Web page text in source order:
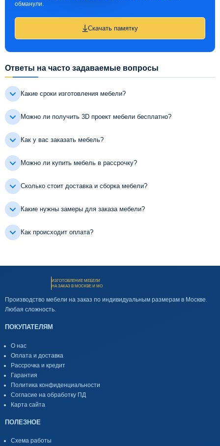
обманули.
Скачать памятку
Ответы на часто задаваемые вопросы
Какие сроки изготовления мебели?
Можно ли получить 3D проект мебели бесплатно?
Как у вас заказать мебель?
Можно ли купить мебель в рассрочку?
Сколько стоит доставка и сборка мебели?
Какие нужны замеры для заказа мебели?
Как происходит оплата?
ИЗГОТОВЛЕНИЕ МЕБЕЛИ
НА ЗАКАЗ В МОСКВЕ И МО
Производство мебели на заказ по индивидуальным размерам в Москве.
Любая сложность.
ПОКУПАТЕЛЯМ
О нас
Оплата и доставка
Рассрочка и кредит
Гарантия
Политика конфиденциальности
Согласие на обработку ПД
Карта сайта
ПОЛЕЗНОЕ
Схема работы